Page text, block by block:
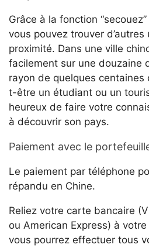
Grâce à la fonction
vous pouvez trouver d’autres
proximité. Dans une ville
facilement sur une douzaine
rayon de quelques
t-être un étudiant ou un
heureux de faire votre
à découvrir son pays.
Paiement avec le
Le paiement par téléphone
répandu en Chine.
Reliez votre carte bancaire
ou American Express) à
vous pourrez effectuer tous